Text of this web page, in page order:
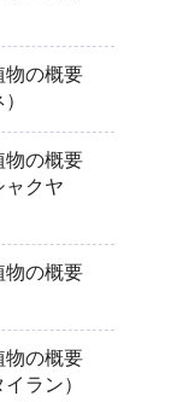
物の概要
物の概要
ャクヤ
物の概要
物の概要
ラン）